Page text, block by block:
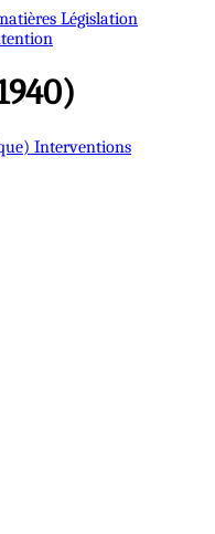
Législation
Interventions